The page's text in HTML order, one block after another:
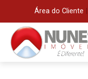
Área do Cliente